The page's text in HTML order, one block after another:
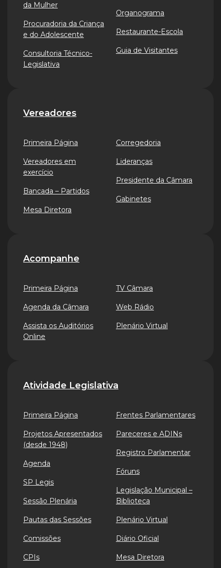
da Mulher
Procuradoria da Criança
e do Adolescente
Consultoria Técnico-
Legislativa
Organograma
Restaurante-Escola
Guia de Visitantes
Vereadores
Primeira Página
Vereadores em
exercício
Bancada – Partidos
Mesa Diretora
Corregedoria
Lideranças
Presidente da Câmara
Gabinetes
Acompanhe
Primeira Página
Agenda da Câmara
Assista os Auditórios
Online
TV Câmara
Web Rádio
Plenário Virtual
Atividade Legislativa
Primeira Página
Projetos Apresentados
(desde 1948)
Agenda
SP Legis
Sessão Plenária
Pautas das Sessões
Comissões
CPIs
Frentes Parlamentares
Pareceres e ADINs
Registro Parlamentar
Fóruns
Legislação Municipal –
Biblioteca
Plenário Virtual
Diário Oficial
Mesa Diretora